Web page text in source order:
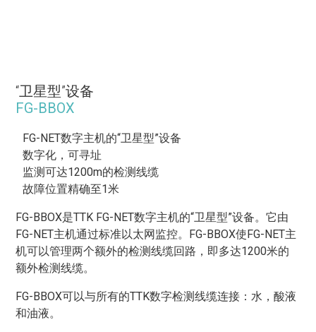
“卫星型”设备
FG-BBOX
FG-NET数字主机的“卫星型”设备
数字化，可寻址
监测可达1200m的检测线缆
故障位置精确至1米
FG-BBOX是TTK FG-NET数字主机的“卫星型”设备。它由
FG-NET主机通过标准以太网监控。FG-BBOX使FG-NET主
机可以管理两个额外的检测线缆回路，即多达1200米的
额外检测线缆。
FG-BBOX可以与所有的TTK数字检测线缆连接：水，酸液
和油液。